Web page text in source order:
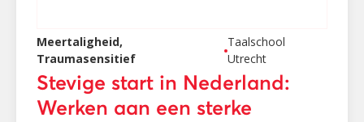
Meertaligheid,
Traumasensitief
Taalschool
Utrecht
Stevige start in Nederland:
Werken aan een sterke